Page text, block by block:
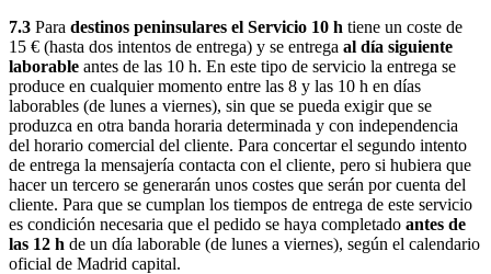
7.3 Para destinos peninsulares el Servicio 10 h tiene un coste de
15 € (hasta dos intentos de entrega) y se entrega al día siguiente
laborable antes de las 10 h. En este tipo de servicio la entrega se
produce en cualquier momento entre las 8 y las 10 h en días
laborables (de lunes a viernes), sin que se pueda exigir que se
produzca en otra banda horaria determinada y con independencia
del horario comercial del cliente. Para concertar el segundo intento
de entrega la mensajería contacta con el cliente, pero si hubiera que
hacer un tercero se generarán unos costes que serán por cuenta del
cliente. Para que se cumplan los tiempos de entrega de este servicio
es condición necesaria que el pedido se haya completado antes de
las 12 h de un día laborable (de lunes a viernes), según el calendario
oficial de Madrid capital.